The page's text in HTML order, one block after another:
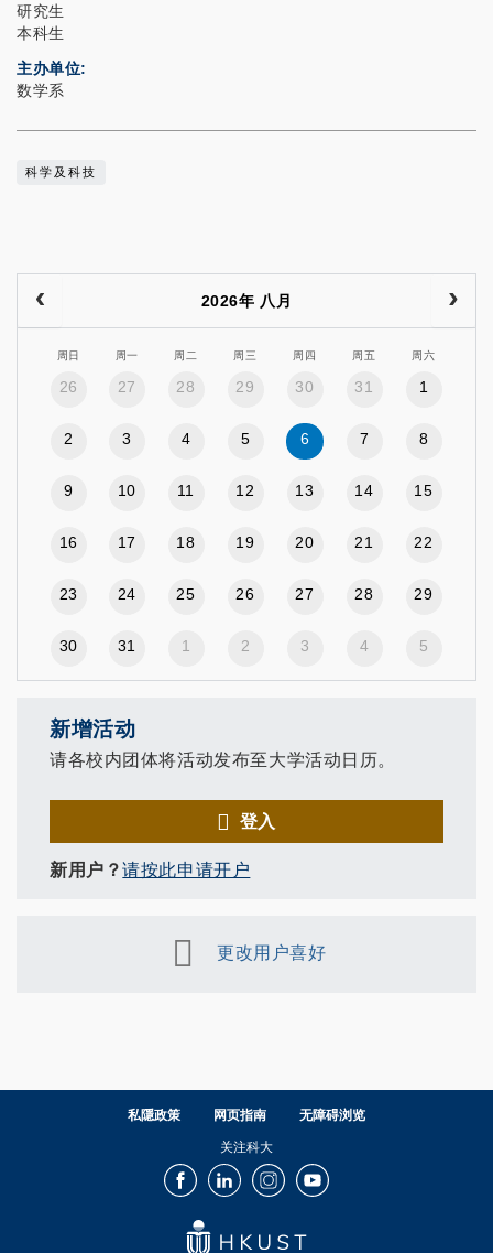
研究生
本科生
主办单位
数学系
科学及科技
2026年 八月
周日 周一 周二 周三 周四 周五 周六
26 27 28 29 30 31 1
2 3 4 5 6 7 8
9 10 11 12 13 14 15
16 17 18 19 20 21 22
23 24 25 26 27 28 29
30 31 1 2 3 4 5
新增活动
请各校内团体将活动发布至大学活动日历。
登入
新用户？请按此申请开户
更改用户喜好
私隱政策 网页指南 无障碍浏览
关注科大
FacebookLinkedInInstagramYoutube